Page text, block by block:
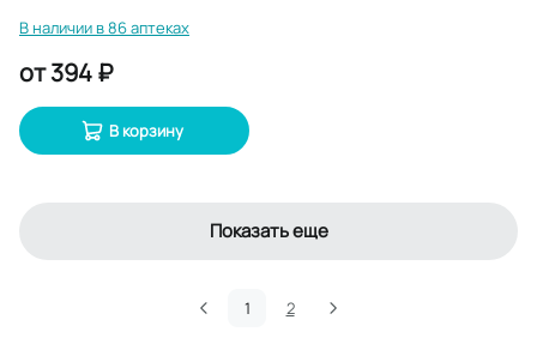
В наличии в 86 аптеках
от394 ₽
В корзину
Показать еще
1 2